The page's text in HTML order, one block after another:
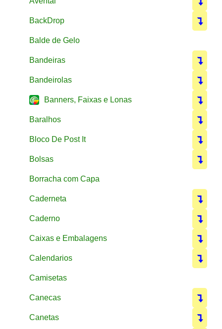
BackDrop
Balde de Gelo
Bandeiras
Bandeirolas
Banners, Faixas e Lonas
Baralhos
Bloco De Post It
Bolsas
Borracha com Capa
Caderneta
Caderno
Caixas e Embalagens
Calendarios
Camisetas
Canecas
Canetas